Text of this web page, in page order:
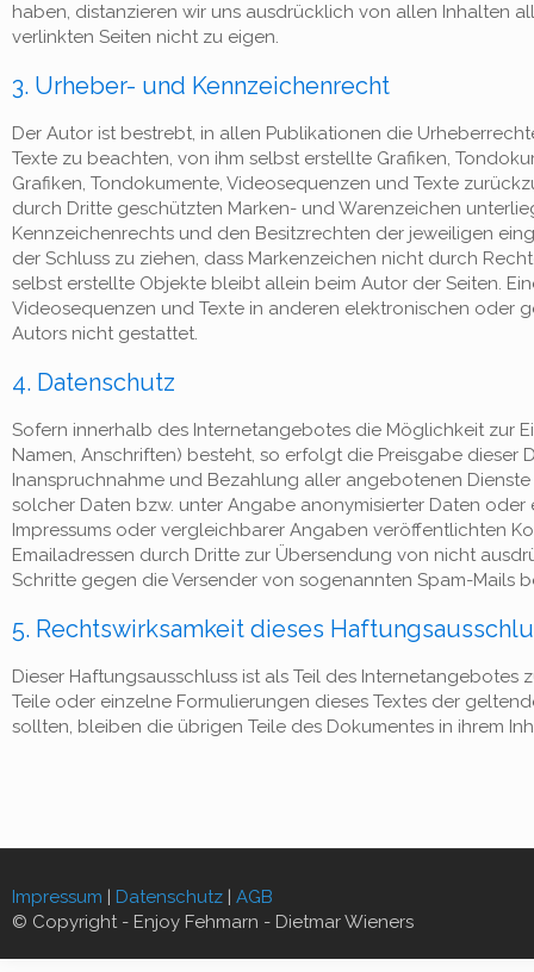
haben, distanzieren wir uns ausdrücklich von allen Inhalten
verlinkten Seiten nicht zu eigen.
3. Urheber- und Kennzeichenrecht
Der Autor ist bestrebt, in allen Publikationen die
Texte zu beachten, von ihm selbst erstellte Grafiken,
Grafiken, Tondokumente, Videosequenzen und Texte
durch Dritte geschützten Marken- und Warenzeichen
Kennzeichenrechts und den Besitzrechten der jeweiligen
der Schluss zu ziehen, dass Markenzeichen nicht durch
selbst erstellte Objekte bleibt allein beim Autor der Seiten.
Videosequenzen und Texte in anderen elektronischen oder
Autors nicht gestattet.
4. Datenschutz
Sofern innerhalb des Internetangebotes die Möglichkeit zur
Namen, Anschriften) besteht, so erfolgt die Preisgabe dieser
Inanspruchnahme und Bezahlung aller angebotenen
solcher Daten bzw. unter Angabe anonymisierter Daten
Impressums oder vergleichbarer Angaben veröffentlichten
Emailadressen durch Dritte zur Übersendung von nicht
Schritte gegen die Versender von sogenannten Spam-Mails
5. Rechtswirksamkeit dieses
Dieser Haftungsausschluss ist als Teil des
Teile oder einzelne Formulierungen dieses Textes der
sollten, bleiben die übrigen Teile des Dokumentes in ihrem
Impressum | Datenschutz| AGB
© Copyright - Enjoy Fehmarn - Dietmar Wieners